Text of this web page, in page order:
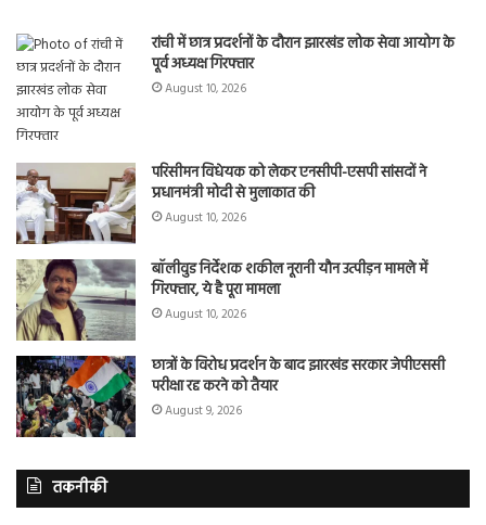
रांची में छात्र प्रदर्शनों के दौरान झारखंड लोक सेवा आयोग के
पूर्व अध्यक्ष गिरफ्तार
August 10, 2026
परिसीमन विधेयक को लेकर एनसीपी-एसपी सांसदों ने
प्रधानमंत्री मोदी से मुलाकात की
August 10, 2026
बॉलीवुड निर्देशक शकील नूरानी यौन उत्पीड़न मामले में
गिरफ्तार, ये है पूरा मामला
August 10, 2026
छात्रों के विरोध प्रदर्शन के बाद झारखंड सरकार जेपीएससी
परीक्षा रद्द करने को तैयार
August 9, 2026
तकनीकी